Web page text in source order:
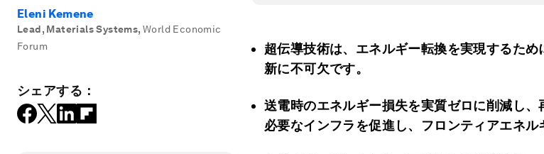
Eleni Kemene
Lead, Materials Systems, World Economic
Forum
シェアする：
超伝導技術は、エネルギー転換を実現するため
新に不可欠です。
送電時のエネルギー損失を実質ゼロに削減し
必要なインフラを促進し、フロンティアエネル